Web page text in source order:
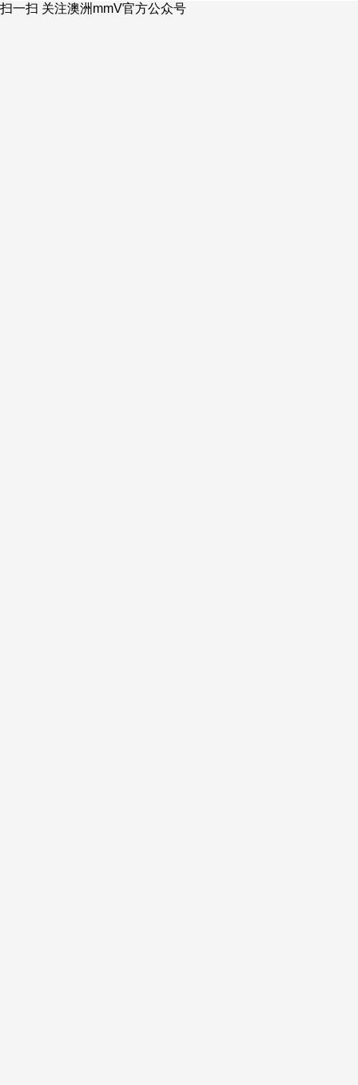
扫一扫 关注澳洲mmV官方公众号